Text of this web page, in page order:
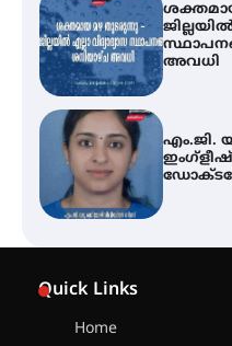
അവധി
എം.ജി.
Quick Links
Home